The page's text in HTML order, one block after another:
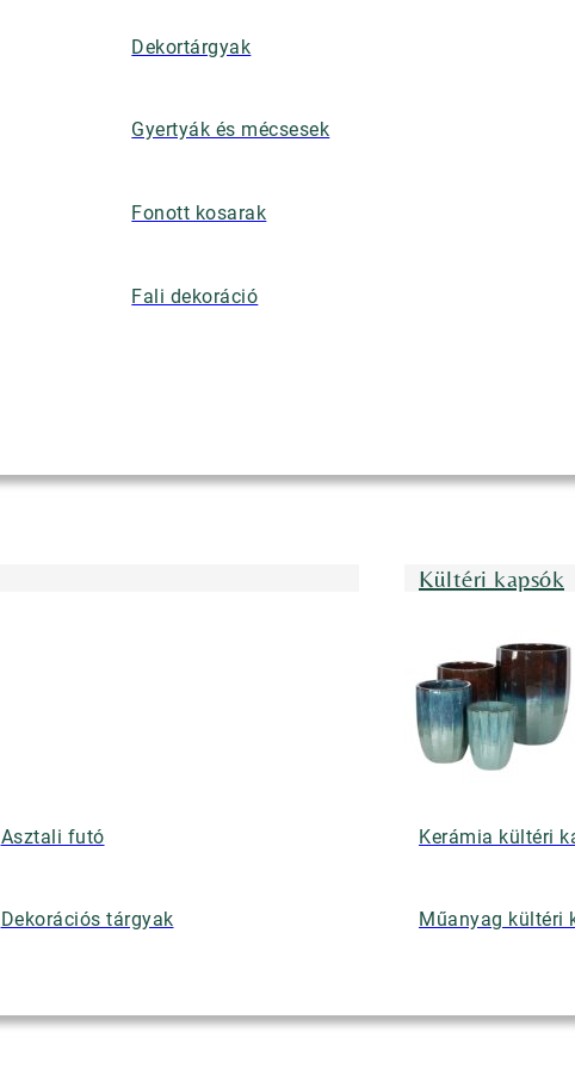
Dekortárgyak
Gyertyák és mécsesek
Fonott kosarak
Fali dekoráció
Asztali futó
Dekorációs tárgyak
Kültéri kapsók
Kerámia kültéri
Műanyag kültéri